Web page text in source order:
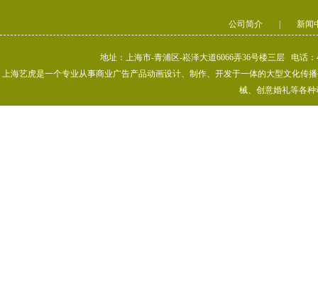
公司简介 新闻
地址：上海市-青浦区-崧泽大道6066弄36号楼三层 电话
上海艺虎是一个专业从事商业广告产品动画设计、制作、开发于一体的大型文化传
械、创意婚礼等各